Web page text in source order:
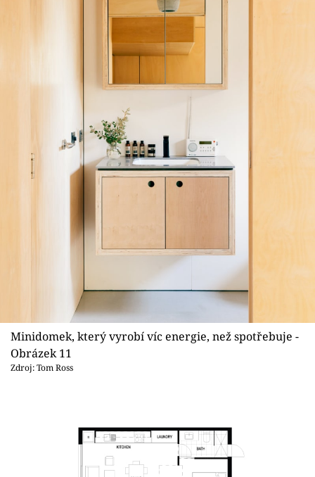
Minidomek, který vyrobí víc energie, než spotřebuje -
Obrázek 11
Zdroj: Tom Ross